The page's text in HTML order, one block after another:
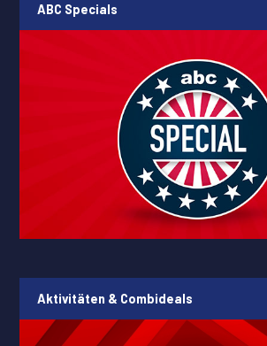
ABC Specials
Aktivitäten & Combideals